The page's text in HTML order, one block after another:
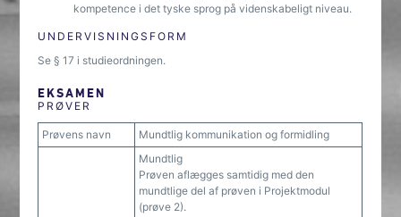
kompetence i det tyske sprog på videnskabeligt niveau.
UNDERVISNINGSFORM
Se § 17 i studieordningen.
EKSAMEN
PRØVER
Prøvens navn Mundtlig kommunikation og formidling
Mundtlig
Prøven aflægges samtidig med den
mundtlige del af prøven i Projektmodul
(prøve 2).